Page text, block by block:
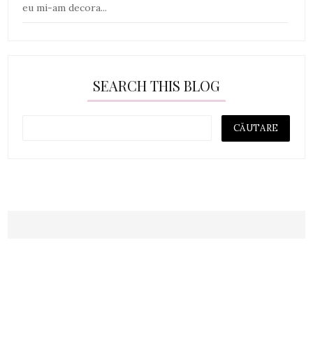
eu mi-am decora...
SEARCH THIS BLOG